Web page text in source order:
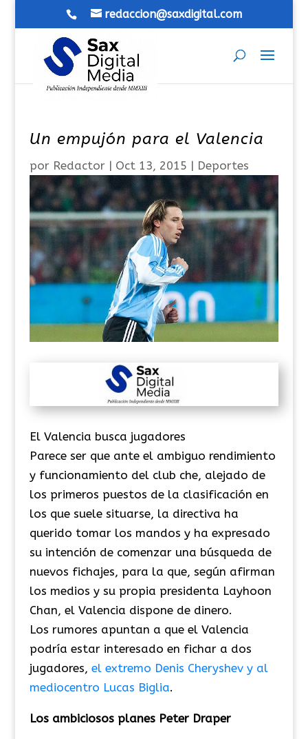
redaccion@saxdigital.com
Un empujón para el Valencia
por Redactor| Oct 13, 2015 | Deportes
El Valencia busca jugadores
Parece ser que ante el ambiguo rendimiento
y funcionamiento del club che, alejado de
los primeros puestos de la clasificación en
los que suele situarse, la directiva ha
querido tomar los mandos y ha expresado
su intención de comenzar una búsqueda de
nuevos fichajes, para la que, según afirman
los medios y su propia presidenta Layhoon
Chan, el Valencia dispone de dinero.
Los rumores apuntan a que el Valencia
podría estar interesado en fichar a dos
jugadores, el extremo Denis Cheryshev y al
mediocentro Lucas Biglia.
Los ambiciosos planes Peter Draper